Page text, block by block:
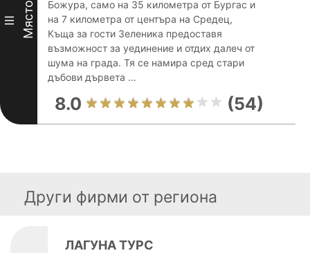
III Място
Божура, само на 35 километра от Бургас и
на 7 километра от центъра на Средец,
Къща за гости Зеленика предоставя
възможност за уединение и отдих далеч от
шума на града. Тя се намира сред стари
дъбови дървета ...
8.0 (54)
Други фирми от региона
ЛАГУНА ТУРС